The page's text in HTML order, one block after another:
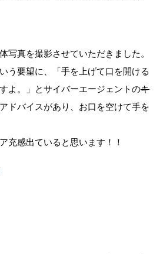
写真を撮影させていただきました。
う要望に、「手を上げて口を開ける
よ。」とサイバーエージェントのキ
ドバイスがあり、お口を空けて手を
充感出ていると思います！！